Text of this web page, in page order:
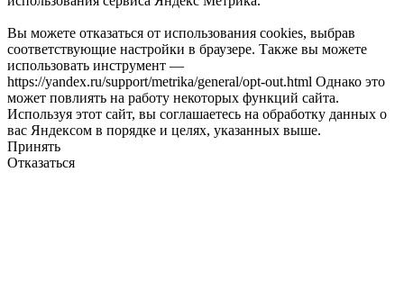
Вы можете отказаться от использования cookies, выбрав
соответствующие настройки в браузере. Также вы можете
использовать инструмент —
https://yandex.ru/support/metrika/general/opt-out.html Однако это
может повлиять на работу некоторых функций сайта.
Используя этот сайт, вы соглашаетесь на обработку данных о
вас Яндексом в порядке и целях, указанных выше.
Принять
Отказаться